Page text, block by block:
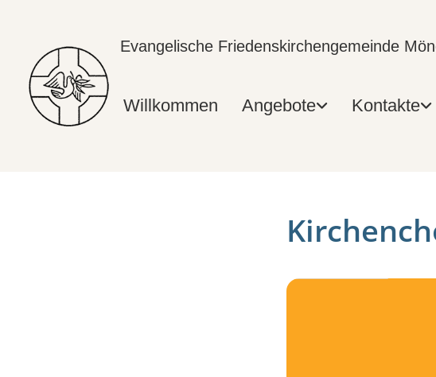
Evangelische Friedenskirchengemeinde
Willkommen Angebote Kontakte